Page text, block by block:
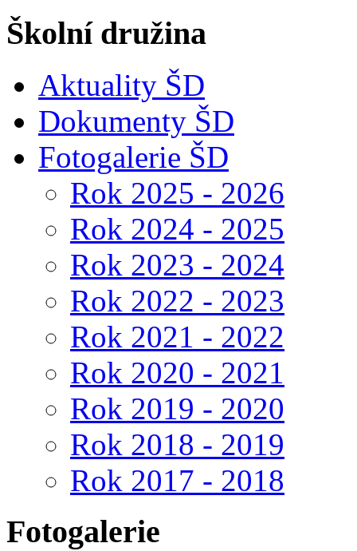
Školní družina
Aktuality ŠD
Dokumenty ŠD
Fotogalerie ŠD
Rok 2025 - 2026
Rok 2024 - 2025
Rok 2023 - 2024
Rok 2022 - 2023
Rok 2021 - 2022
Rok 2020 - 2021
Rok 2019 - 2020
Rok 2018 - 2019
Rok 2017 - 2018
Fotogalerie